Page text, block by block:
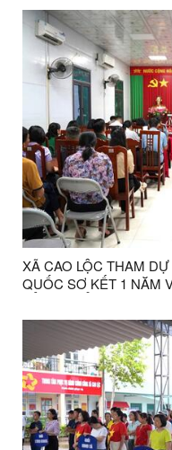
XÃ CAO LỘC THAM
QUỐC SƠ KẾT 1 NĂM
CHÍNH QUYỀN 3 CẤP